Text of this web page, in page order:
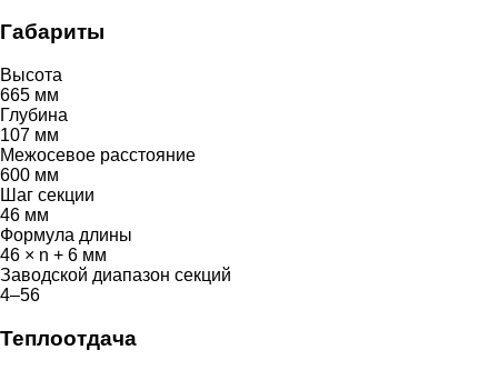
Габариты
Высота
665 мм
Глубина
107 мм
Межосевое расстояние
600 мм
Шаг секции
46 мм
Формула длины
46 × n + 6 мм
Заводской диапазон секций
4–56
Теплоотдача